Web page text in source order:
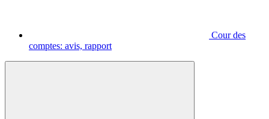
Cour des
comptes: avis, rapport